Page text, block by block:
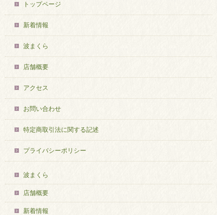
トップページ
新着情報
波まくら
店舗概要
アクセス
お問い合わせ
特定商取引法に関する記述
プライバシーポリシー
波まくら
店舗概要
新着情報